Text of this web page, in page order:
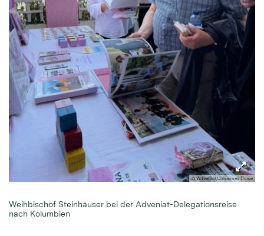
© Adveniat/Johannes Duwe
Weihbischof Steinhäuser bei der Adveniat-Delegationsreise
nach Kolumbien